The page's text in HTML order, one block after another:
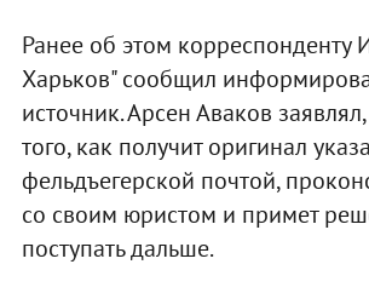
Ранее об этом
Харьков" сообщил
источник. Арсен Аваков
того, как получит оригинал указа
фельдъегерской почтой,
со своим юристом и примет
поступать дальше.